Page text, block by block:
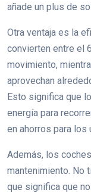
añade un plus de
Otra ventaja es la
convierten entre el
movimiento,
aprovechan
Esto significa que
energía para
en ahorros para los
Además, los
mantenimiento. No
que significa que